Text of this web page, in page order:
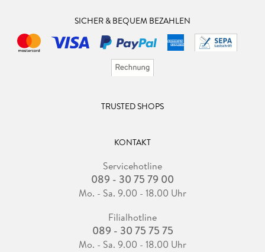
SICHER & BEQUEM BEZAHLEN
TRUSTED SHOPS
KONTAKT
Servicehotline
089 - 30 75 79 00
Mo. - Sa. 9.00 - 18.00 Uhr
Filialhotline
089 - 30 75 75 75
Mo. - Sa. 9.00 - 18.00 Uhr